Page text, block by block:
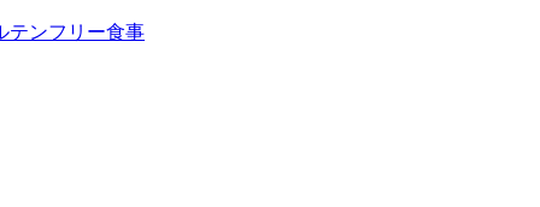
テンフリー食事